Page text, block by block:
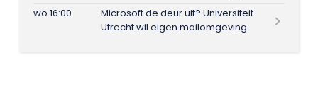
wo 16:00
Microsoft de deur uit? Universiteit
Utrecht wil eigen mailomgeving